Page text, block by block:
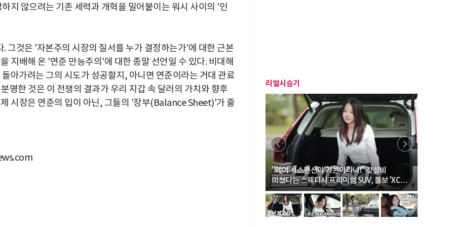
지 않으려는 기존 세력과 개혁을 밀어붙이는 워시 사이의 '인
그것은 '자본주의 시장의 질서를 누가 결정하는가'에 대한 근본
지배해 온 '연준 만능주의'에 대한 종말 선언일 수 있다. 비대해
아가려는 그의 시도가 성공할지, 아니면 연준이라는 거대 관료
명한 것은 이 전쟁의 결과가 우리 지갑 속 달러의 가치와 향후
시장은 연준의 입이 아닌, 그들의 '장부(Balance Sheet)'가 줄
리얼시승기
"에어 서스펜션이 기본이라니!" 갓성비
미쳤다는 스웨디시 프리미엄 SUV, 볼보 'XC60
B5 울트라'